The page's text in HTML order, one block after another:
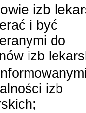
izb
i być
do
izb
izb